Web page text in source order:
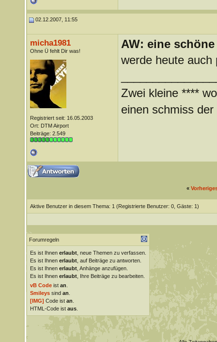
02.12.2007, 11:55
micha1981
Ohne Ü fehlt Dir was!
Registriert seit: 16.05.2003
Ort: DTM Airport
Beiträge: 2.549
AW: eine
werde heute
Zwei kleine ****
einen schmiss
«
Aktive Benutzer in diesem Thema: 1 (Registrierte Benutzer: 0, Gäste: 1)
Forumregeln
Es ist Ihnen erlaubt, neue Themen zu verfassen.
Es ist Ihnen erlaubt, auf Beiträge zu antworten.
Es ist Ihnen erlaubt, Anhänge anzufügen.
Es ist Ihnen erlaubt, Ihre Beiträge zu bearbeiten.
vB Codeist an
Smileyssind an
[IMG] Code ist an
HTML-Code ist aus.